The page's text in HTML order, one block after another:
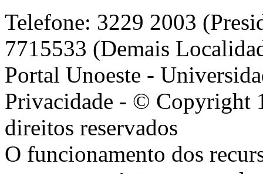
Telefone: 3229 2003
7715533 (Demais
Portal Unoeste -
Privacidade - © Copyright
direitos reservados
O funcionamento dos